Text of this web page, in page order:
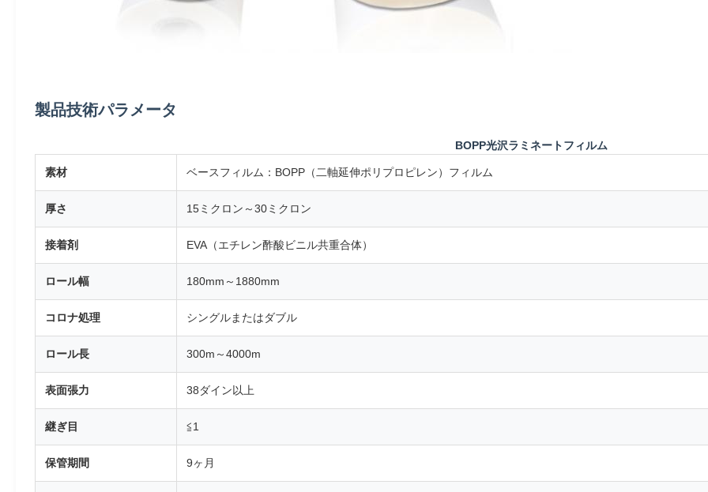
製品技術パラメータ
BOPP光沢ラミネートフィルム
素材 ベースフィルム：BOPP（二軸延伸ポリプロピレン）フィルム
厚さ 15ミクロン～30ミクロン
接着剤 EVA（エチレン酢酸ビニル共重合体）
ロール幅 180mm～1880mm
コロナ処理 シングルまたはダブル
ロール長 300m～4000m
表面張力 38ダイン以上
継ぎ目 ≦1
保管期間 9ヶ月